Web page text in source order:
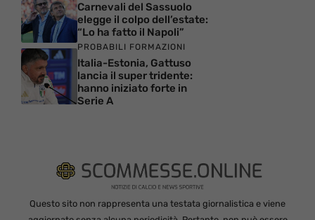
Carnevali del Sassuolo
elegge il colpo dell’estate:
“Lo ha fatto il Napoli”
PROBABILI FORMAZIONI
Italia-Estonia, Gattuso
lancia il super tridente:
hanno iniziato forte in
Serie A
Questo sito non rappresenta una testata giornalistica e viene